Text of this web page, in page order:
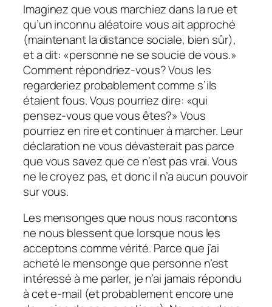
Imaginez que vous marchiez dans la rue et
qu’un inconnu aléatoire vous ait approché
(maintenant la distance sociale, bien sûr),
et a dit: «personne ne se soucie de vous.»
Comment répondriez-vous? Vous les
regarderiez probablement comme s’ils
étaient fous. Vous pourriez dire: «qui
pensez-vous que vous êtes?» Vous
pourriez en rire et continuer à marcher. Leur
déclaration ne vous dévasterait pas parce
que vous savez que ce n’est pas vrai. Vous
ne le croyez pas, et donc il n’a aucun pouvoir
sur vous.
Les mensonges que nous nous racontons
ne nous blessent que lorsque nous les
acceptons comme vérité. Parce que j’ai
acheté le mensonge que personne n’est
intéressé à me parler, je n’ai jamais répondu
à cet e-mail (et probablement encore une